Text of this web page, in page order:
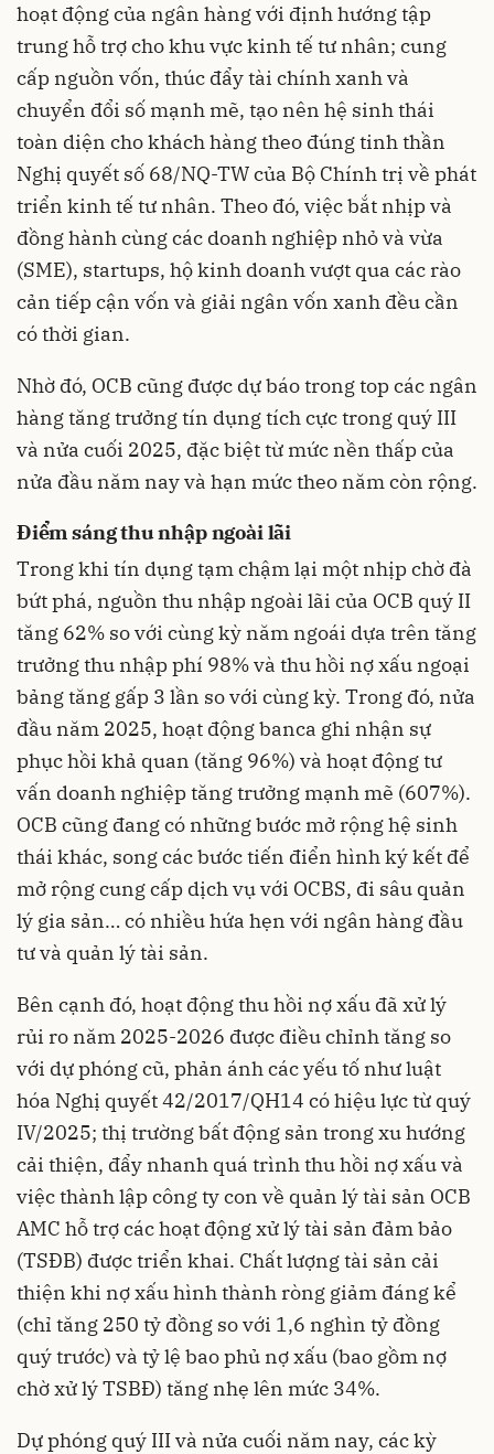
hoạt động của ngân hàng với định hướng tập
trung hỗ trợ cho khu vực kinh tế tư nhân; cung
cấp nguồn vốn, thúc đẩy tài chính xanh và
chuyển đổi số mạnh mẽ, tạo nên hệ sinh thái
toàn diện cho khách hàng theo đúng tinh thần
Nghị quyết số 68/NQ-TW của Bộ Chính trị về phát
triển kinh tế tư nhân. Theo đó, việc bắt nhịp và
đồng hành cùng các doanh nghiệp nhỏ và vừa
(SME), startups, hộ kinh doanh vượt qua các rào
cản tiếp cận vốn và giải ngân vốn xanh đều cần
có thời gian.
Nhờ đó, OCB cũng được dự báo trong top các ngân
hàng tăng trưởng tín dụng tích cực trong quý III
và nửa cuối 2025, đặc biệt từ mức nền thấp của
nửa đầu năm nay và hạn mức theo năm còn rộng.
Điểm sáng thu nhập ngoài lãi
Trong khi tín dụng tạm chậm lại một nhịp chờ đà
bứt phá, nguồn thu nhập ngoài lãi của OCB quý II
tăng 62% so với cùng kỳ năm ngoái dựa trên tăng
trưởng thu nhập phí 98% và thu hồi nợ xấu ngoại
bảng tăng gấp 3 lần so với cùng kỳ. Trong đó, nửa
đầu năm 2025, hoạt động banca ghi nhận sự
phục hồi khả quan (tăng 96%) và hoạt động tư
vấn doanh nghiệp tăng trưởng mạnh mẽ (607%).
OCB cũng đang có những bước mở rộng hệ sinh
thái khác, song các bước tiến điển hình ký kết để
mở rộng cung cấp dịch vụ với OCBS, đi sâu quản
lý gia sản… có nhiều hứa hẹn với ngân hàng đầu
tư và quản lý tài sản.
Bên cạnh đó, hoạt động thu hồi nợ xấu đã xử lý
rủi ro năm 2025-2026 được điều chỉnh tăng so
với dự phóng cũ, phản ánh các yếu tố như luật
hóa Nghị quyết 42/2017/QH14 có hiệu lực từ quý
IV/2025; thị trường bất động sản trong xu hướng
cải thiện, đẩy nhanh quá trình thu hồi nợ xấu và
việc thành lập công ty con về quản lý tài sản OCB
AMC hỗ trợ các hoạt động xử lý tài sản đảm bảo
(TSĐB) được triển khai. Chất lượng tài sản cải
thiện khi nợ xấu hình thành ròng giảm đáng kể
(chỉ tăng 250 tỷ đồng so với 1,6 nghìn tỷ đồng
quý trước) và tỷ lệ bao phủ nợ xấu (bao gồm nợ
chờ xử lý TSBĐ) tăng nhẹ lên mức 34%.
Dự phóng quý III và nửa cuối năm nay, các kỳ